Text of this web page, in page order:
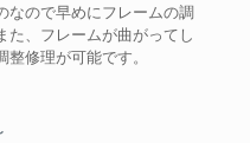
なので早めにフレームの調
た、フレームが曲がってし
修理が可能です。